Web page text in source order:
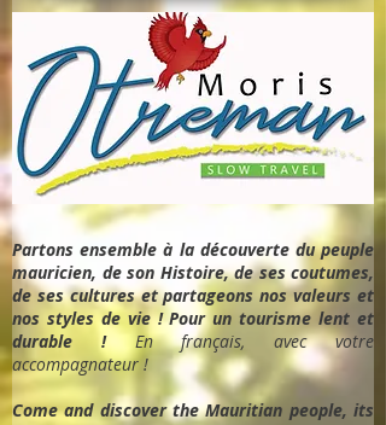
Partons ensemble à la découverte du peuple
mauricien, de son Histoire, de ses coutumes,
de ses cultures et partageons nos valeurs et
nos styles de vie ! Pour un tourisme lent et
durable ! En français, avec votre
accompagnateur !
Come and discover the Mauritian people, its